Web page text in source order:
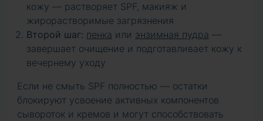
кожу — растворяет SPF, макияж и
жирорастворимые загрязнения
Второй шаг: пенка или энзимная пудра —
завершает очищение и подготавливает кожу к
вечернему уходу
Если не смыть SPF полностью — остатки
блокируют усвоение активных компонентов
сывороток и кремов и могут способствовать